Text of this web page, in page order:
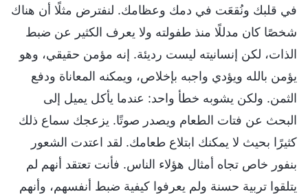
في قلبك ونُقعَت في دمك وعظامك. لنفترض مثلًا أن هناك
شخصًا كان مدللًا منذ طفولته ولا يعرف الكثير عن ضبط
الذات، لكن إنسانيته ليست رديئة. إنه مؤمن حقيقي، وهو
يؤمن بالله ويؤدي واجبه بإخلاص، ويمكنه المعاناة ودفع
الثمن. ولكن يشوبه خطأ واحد: عندما يأكل يميل إلى
البحث عن فتات الطعام ويصدر صوتًا. يزعجك سماع ذلك
كثيرًا بحيث لا يمكنك ابتلاع طعامك. لقد اعتدت الشعور
بنفور خاص تجاه أمثال هؤلاء الناس. فأنت تعتقد أنهم لم
يتلقوا تربية حسنة ولم يعرفوا كيفية ضبط أنفسهم، وأنهم